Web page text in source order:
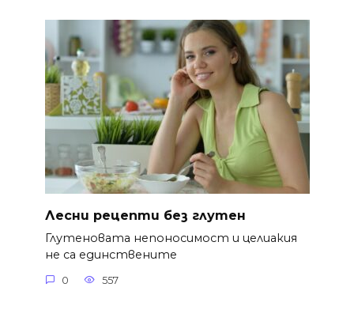
Лесни рецепти без глутен
Глутеновата непоносимост и целиакия
не са единствените
0 557